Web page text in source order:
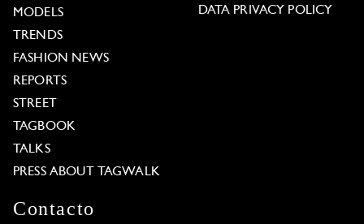
MODELS
TRENDS
FASHION NEWS
REPORTS
STREET
TAGBOOK
TALKS
PRESS ABOUT TAGWALK
DATA PRIVACY POLICY
Contacto